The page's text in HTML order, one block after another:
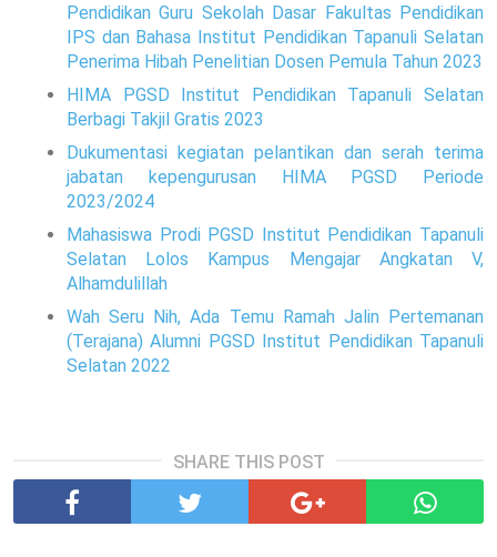
Pendidikan Guru Sekolah Dasar Fakultas Pendidikan
IPS dan Bahasa Institut Pendidikan Tapanuli Selatan
Penerima Hibah Penelitian Dosen Pemula Tahun 2023
HIMA PGSD Institut Pendidikan Tapanuli Selatan
Berbagi Takjil Gratis 2023
Dukumentasi kegiatan pelantikan dan serah terima
jabatan kepengurusan HIMA PGSD Periode
2023/2024
Mahasiswa Prodi PGSD Institut Pendidikan Tapanuli
Selatan Lolos Kampus Mengajar Angkatan V,
Alhamdulillah
Wah Seru Nih, Ada Temu Ramah Jalin Pertemanan
(Terajana) Alumni PGSD Institut Pendidikan Tapanuli
Selatan 2022
SHARE THIS POST